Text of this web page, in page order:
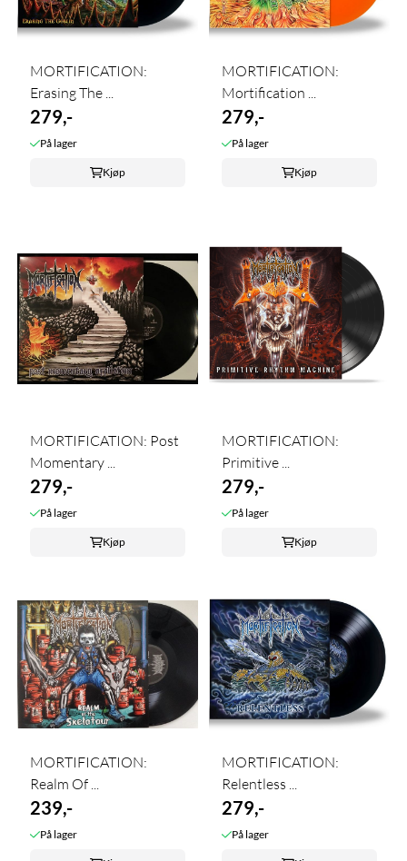
MORTIFICATION:
Erasing The ...
279,-
På lager
Kjøp
MORTIFICATION:
Mortification ...
279,-
På lager
Kjøp
MORTIFICATION: Post
Momentary ...
279,-
På lager
Kjøp
MORTIFICATION:
Primitive ...
279,-
På lager
Kjøp
MORTIFICATION:
Realm Of ...
239,-
På lager
MORTIFICATION:
Relentless ...
279,-
På lager